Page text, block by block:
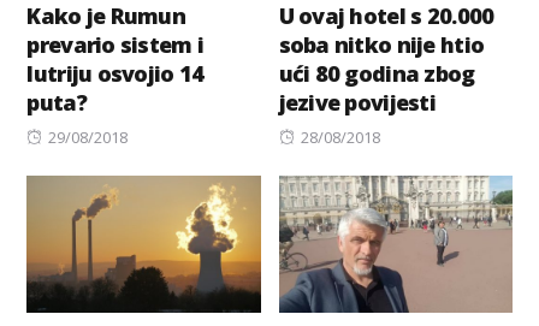
Kako je Rumun
prevario sistem i
lutriju osvojio 14
puta?
Posted
29/08/2018
U ovaj hotel s 20.000
soba nitko nije htio
ući 80 godina zbog
jezive povijesti
Posted
28/08/2018